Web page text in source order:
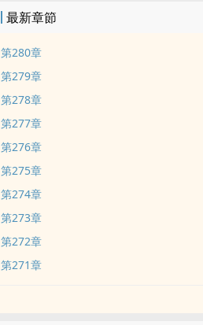
最新章節
第280章
第279章
第278章
第277章
第276章
第275章
第274章
第273章
第272章
第271章